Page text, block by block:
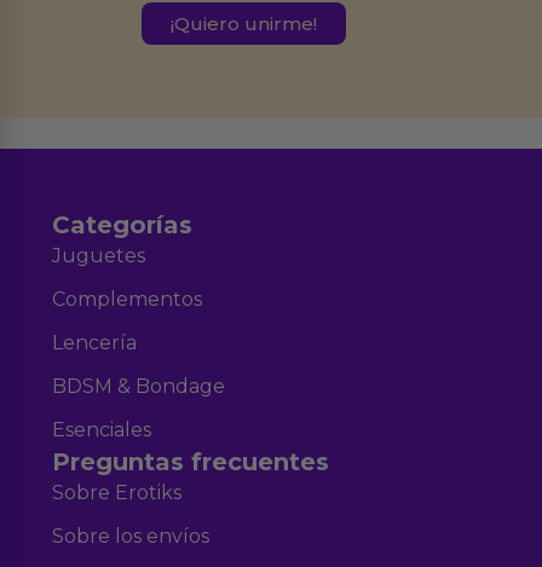
Destinatarios:Ferran Roig Muñoz. Podrás ejercer tus
Categorías
Juguetes
Complementos
Lencería
BDSM & Bondage
Esenciales
Preguntas frecuentes
Sobre Erotiks
Sobre los envíos